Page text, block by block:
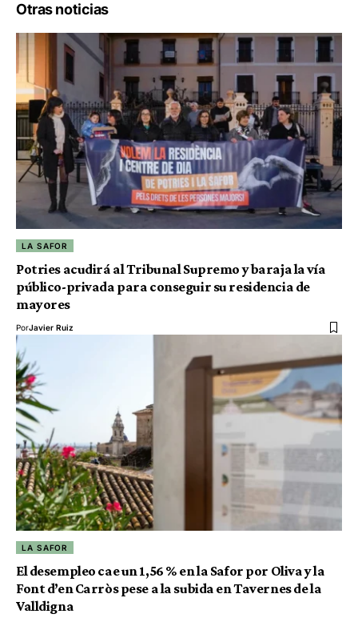
Otras noticias
LA SAFOR
Potries acudirá al Tribunal Supremo y baraja la vía
público-privada para conseguir su residencia de
mayores
PorJavier Ruiz
LA SAFOR
El desempleo cae un 1,56 % en la Safor por Oliva y la
Font d’en Carròs pese a la subida en Tavernes de la
Valldigna